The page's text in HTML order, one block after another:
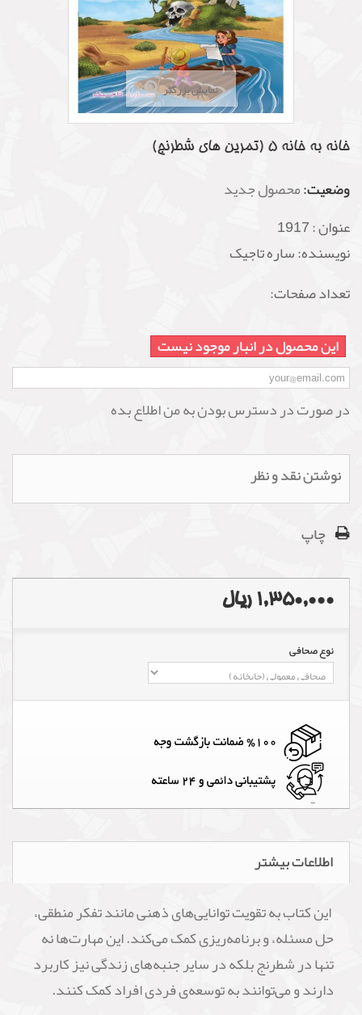
نمایش بزرگتر
خانه به خانه 5 (تمرین های شطرنج)
وضعیت:محصول جدید
عنوان :1917
نویسنده: ساره تاجیک
تعداد صفحات:
این محصول در انبار موجود نیست
در صورت در دسترس بودن به من اطلاع بده
نوشتن نقد و نظر
چاپ
1,350,000 ریال
نوع صحافی
اطلاعات بیشتر
این کتاب به تقویت توانایی‌های ذهنی مانند تفکر منطقی،
حل مسئله، و برنامه‌ریزی کمک می‌کند. این مهارت‌ها نه
تنها در شطرنج بلکه در سایر جنبه‌های زندگی نیز کاربرد
دارند و می‌توانند به توسعه‌ی فردی افراد کمک کنند.